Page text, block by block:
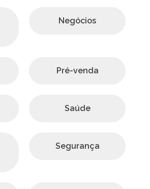
Negócios
Pré-venda
Saúde
Segurança